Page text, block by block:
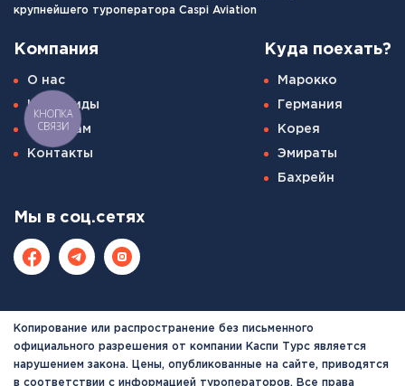
крупнейшего туроператора Caspi Aviation
Компания
О нас
Наши гиды
Туристам
Контакты
Куда поехать?
Марокко
Германия
Корея
Эмираты
Бахрейн
Мы в соц.сетях
Копирование или распространение без письменного
официального разрешения от компании Каспи Турс является
нарушением закона. Цены, опубликованные на сайте, приводятся
в соответствии с информацией туроператоров. Все права
КНОПКА
СВЯЗИ